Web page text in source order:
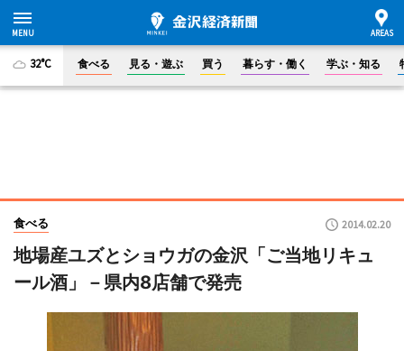
32°C 食べる 見る・遊ぶ 買う 暮らす・働く 学ぶ・知る
食べる 2014.02.20
地場産ユズとショウガの金沢「ご当地リキュ
ール酒」－県内8店舗で発売